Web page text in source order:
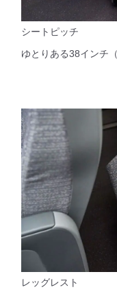
シートピッチ
ゆとりある38インチ
レッグレスト